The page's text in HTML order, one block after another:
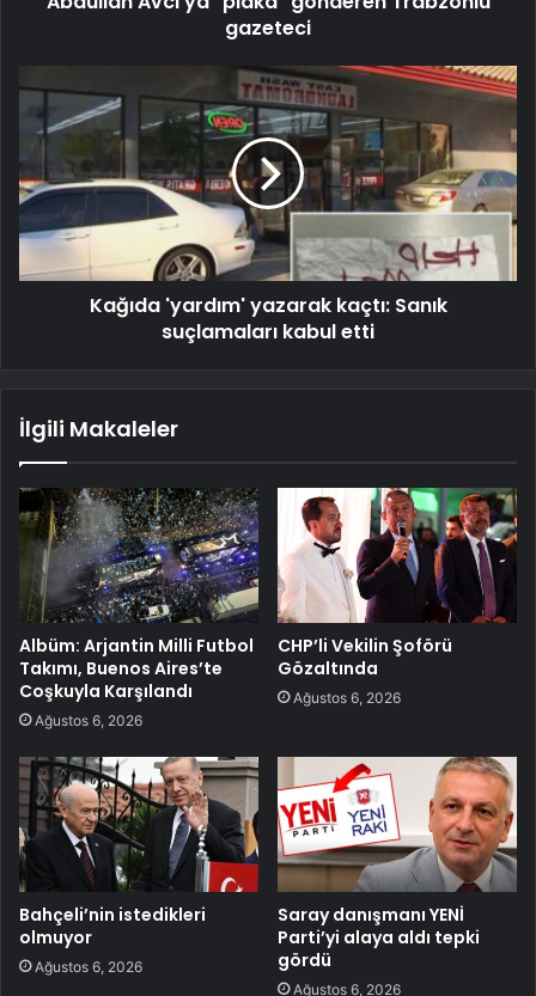
gazeteci
Kağıda 'yardım' yazarak kaçtı: Sanık
suçlamaları kabul etti
İlgili Makaleler
Albüm: Arjantin Milli Futbol
Takımı, Buenos Aires’te
Coşkuyla Karşılandı
Ağustos 6, 2026
CHP’li Vekilin Şoförü
Gözaltında
Ağustos 6, 2026
Bahçeli’nin istedikleri
olmuyor
Ağustos 6, 2026
Saray danışmanı YENİ
Parti’yi alaya aldı tepki
gördü
Ağustos 6, 2026